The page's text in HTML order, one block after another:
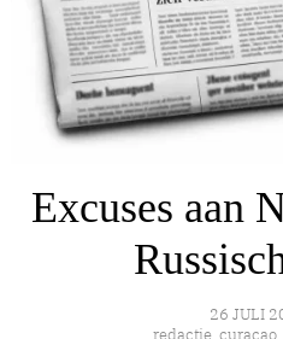
Excuses aan
26 JULI